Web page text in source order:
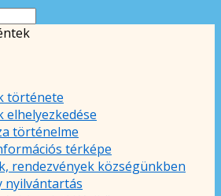
története
elhelyezkedése
történelme
térképe
rendezvények községünkben
nyilvántartás